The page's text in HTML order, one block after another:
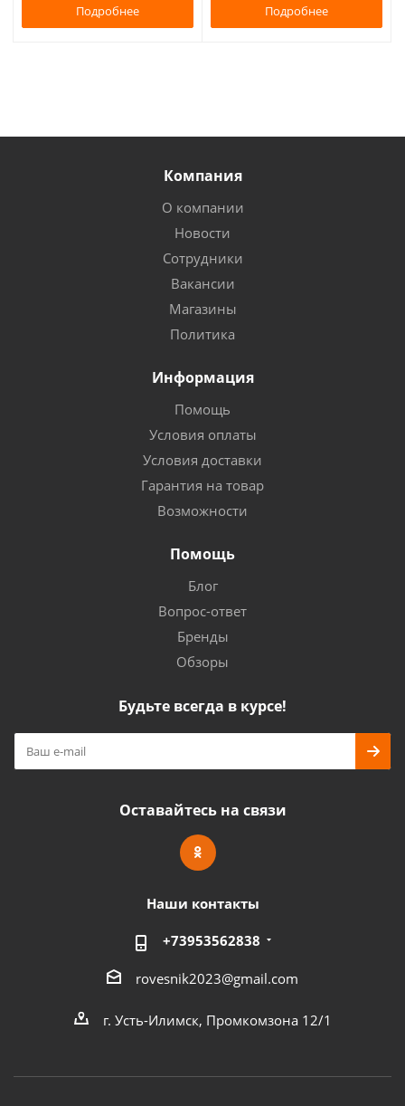
Подробнее Подробнее
Компания
О компании
Новости
Сотрудники
Вакансии
Магазины
Политика
Информация
Помощь
Условия оплаты
Условия доставки
Гарантия на товар
Возможности
Помощь
Блог
Вопрос-ответ
Бренды
Обзоры
Будьте всегда в курсе!
Оставайтесь на связи
Наши контакты
+73953562838
rovesnik2023@gmail.com
г. Усть-Илимск, Промкомзона 12/1